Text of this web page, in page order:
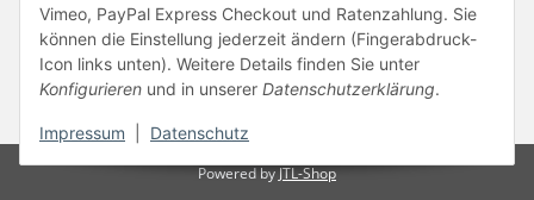
Vimeo, PayPal Express Checkout und Ratenzahlung. Sie
können die Einstellung jederzeit ändern (Fingerabdruck-
Icon links unten). Weitere Details finden Sie unter
Konfigurieren und in unserer Datenschutzerklärung.
Impressum Datenschutz
Vertrag widerrufen
Powered byJTL-Shop